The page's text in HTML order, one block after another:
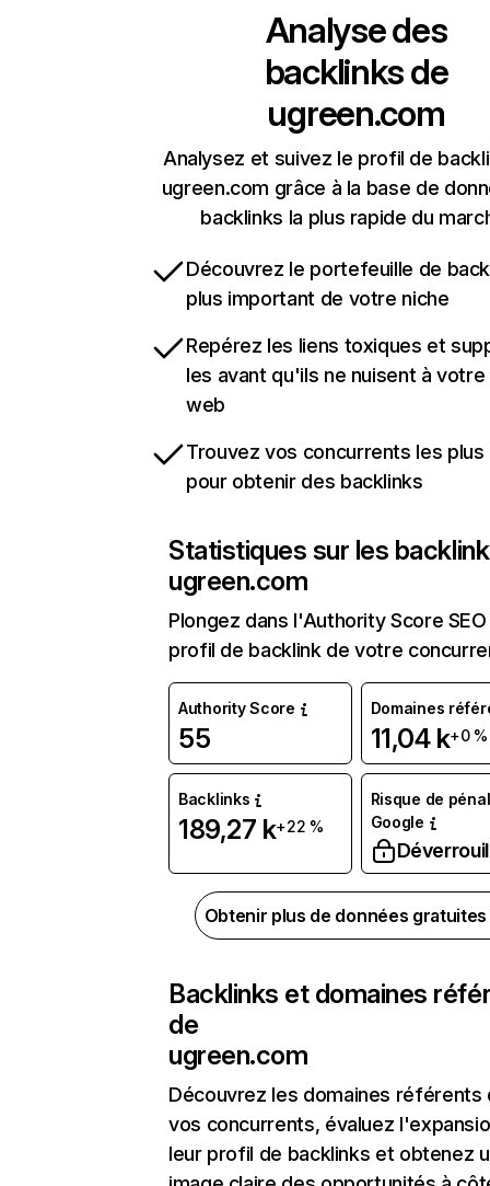
Analyse des
backlinks de
ugreen.com
Analysez et suivez le profil de
ugreen.com grâce à la base de
backlinks la plus rapide du
Découvrez le portefeuille de
plus important de votre niche
Repérez les liens toxiques et
les avant qu'ils ne nuisent à
web
Trouvez vos concurrents les
pour obtenir des backlinks
Statistiques sur les
ugreen.com
Plongez dans l'Authority Score
profil de backlink de votre
Authority Score
55
Domaines
11,04 k+0 %
Backlinks
189,27 k+22 %
Risque de
Google
Obtenir plus de données
Backlinks et domaines
de
ugreen.com
Découvrez les domaines référents
vos concurrents, évaluez
leur profil de backlinks et obtenez